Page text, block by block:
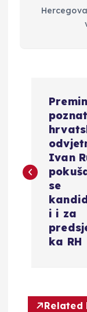
i
Ivan
se
i i za
ka RH
Related